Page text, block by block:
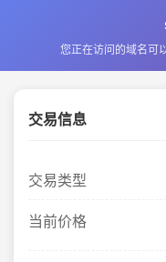
您正在访问的域名可
交易信息
交易类型
当前价格